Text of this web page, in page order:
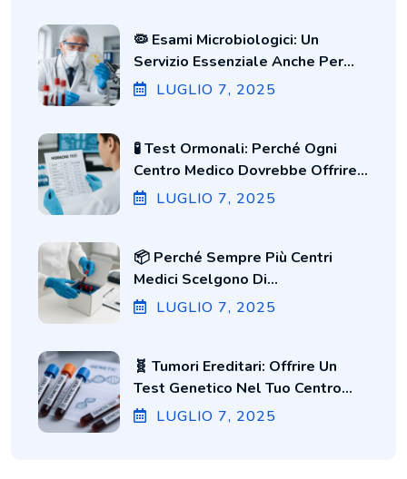
🦠 Esami Microbiologici: Un
Servizio Essenziale Anche Per
Piccoli Studi Medici
LUGLIO 7, 2025
🧪 Test Ormonali: Perché Ogni
Centro Medico Dovrebbe Offrire
Dosaggi Rapidi E Affidabili
LUGLIO 7, 2025
📦 Perché Sempre Più Centri
Medici Scelgono Di
Esternalizzare Le Analisi Di
LUGLIO 7, 2025
🧬 Tumori Ereditari: Offrire Un
Test Genetico Nel Tuo Centro
Medico Conviene (ecco Perché)
LUGLIO 7, 2025